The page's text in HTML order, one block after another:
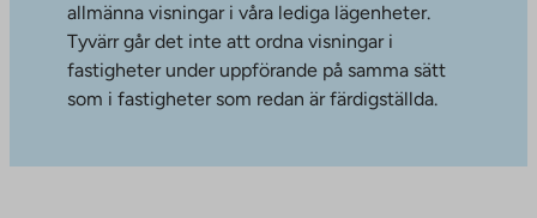
allmänna visningar i våra lediga lägenheter.
Tyvärr går det inte att ordna visningar i
fastigheter under uppförande på samma sätt
som i fastigheter som redan är färdigställda.